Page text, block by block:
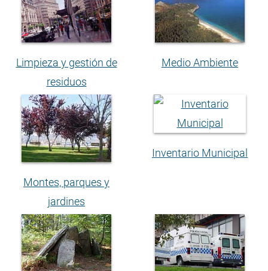
Limpieza y gestión de
residuos
Medio Ambiente
Montes, parques y
jardines
Inventario Municipal